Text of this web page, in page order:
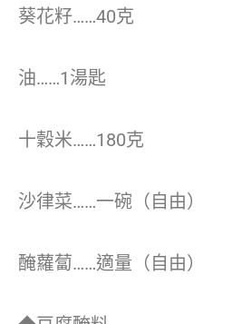
葵花籽……40克
油……1湯匙
十穀米……180克
沙律菜……一碗（自由）
醃蘿蔔……適量（自由）